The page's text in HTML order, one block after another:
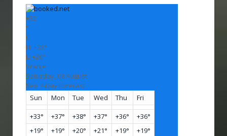
+32
°
C
H: +33°
L: +20°
Vranje
Saturday, 08 August
See 7-Day Forecast
Sun
Mon Tue Wed Thu Fri
+33° +37° +38° +37° +36° +36°
+19° +19° +20° +21° +19° +19°